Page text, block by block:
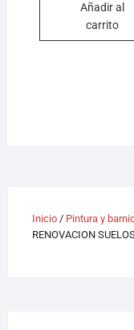
Añadir al
carrito
Inicio/ Pintura y
RENOVACION